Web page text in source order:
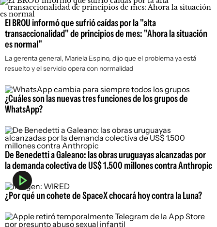
El BROU informó que sufrió caídas por la "alta
transaccionalidad" de principios de mes: "Ahora la situación
es normal"
La gerenta general, Mariela Espino, dijo que el problema ya está
resuelto y el servicio opera con normalidad
¿Cuáles son las nuevas tres funciones de los grupos de
WhatsApp?
De Benedetti a Galeano: las obras uruguayas alcanzadas por
la demanda colectiva de US$ 1.500 millones contra Anthropic
¿Por qué un cohete de SpaceX chocará hoy contra la Luna?